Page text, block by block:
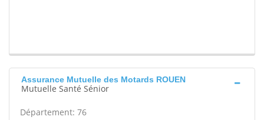
Assurance Mutuelle des Motards ROUEN
Mutuelle Santé Sénior
Département: 76